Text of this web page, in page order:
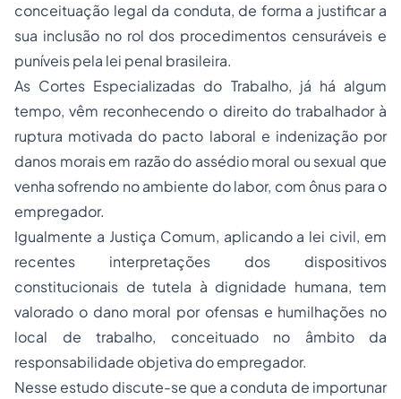
conceituação legal da conduta, de forma a justificar a
sua inclusão no rol dos procedimentos censuráveis e
puníveis pela lei penal brasileira.
As Cortes Especializadas do Trabalho, já há algum
tempo, vêm reconhecendo o direito do trabalhador à
ruptura motivada do pacto laboral e indenização por
danos morais em razão do assédio moral ou sexual que
venha sofrendo no ambiente do labor, com ônus para o
empregador.
Igualmente a Justiça Comum, aplicando a lei civil, em
recentes interpretações dos dispositivos
constitucionais de tutela à dignidade humana, tem
valorado o dano moral por ofensas e humilhações no
local de trabalho, conceituado no âmbito da
responsabilidade objetiva do empregador.
Nesse estudo discute-se que a conduta de importunar